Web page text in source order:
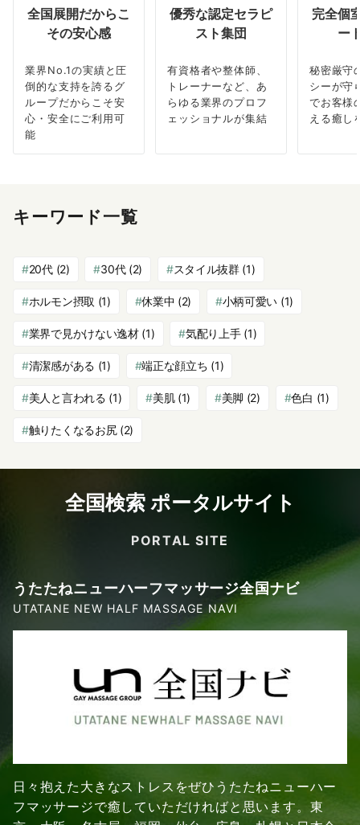
全国展開だからこ
その安心感
業界No.1の実績と圧
倒的な支持を誇るグ
ループだからこそ安
心・安全にご利用可
能
優秀な認定セラピ
スト集団
有資格者や整体師、
トレーナーなど、あ
らゆる業界のプロフ
ェッショナルが集結
完全個
ー
秘密厳守
シーが守
でお客様
える癒し
キーワード一覧
20代(2) 30代(2) スタイル抜群(1)
ホルモン摂取 (1) 休業中 (2) 小柄可愛い (1)
業界で見かけない逸材(1) 気配り上手(1)
清潔感がある (1) 端正な顔立ち (1)
美人と言われる (1) 美肌(1) 美脚 (2) 色白 (1)
触りたくなるお尻(2)
全国検索 ポータルサイト
PORTAL SITE
うたたねニューハーフマッサージ全国ナビ
UTATANE NEW HALF MASSAGE NAVI
日々抱えた大きなストレスをぜひうたたねニューハー
フマッサージで癒していただければと思います。東